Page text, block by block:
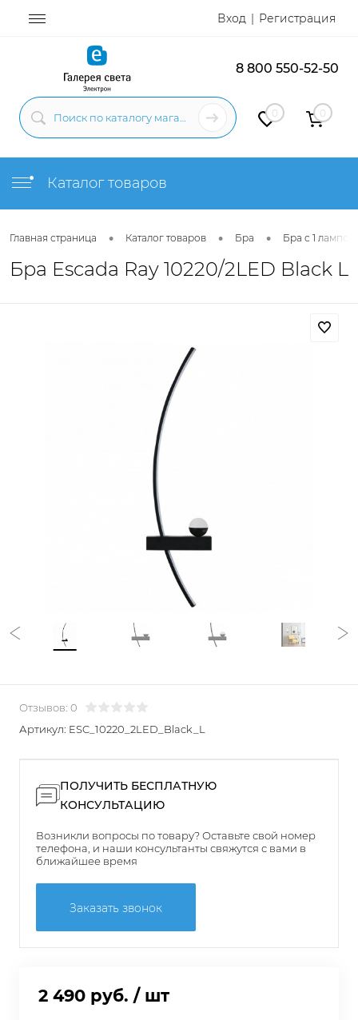
Вход Регистрация
8 800 550-52-50
0 0
Каталог товаров
Главная страница • Каталог товаров • Бра • Бра с 1 лампой
Бра Escada Ray 10220/2LED Black L
Отзывов: 0
Артикул: ESC_10220_2LED_Black_L
ПОЛУЧИТЬ БЕСПЛАТНУЮ
КОНСУЛЬТАЦИЮ
Возникли вопросы по товару? Оставьте свой номер
телефона, и наши консультанты свяжутся с вами в
ближайшее время
Заказать звонок
2 490 руб. / шт